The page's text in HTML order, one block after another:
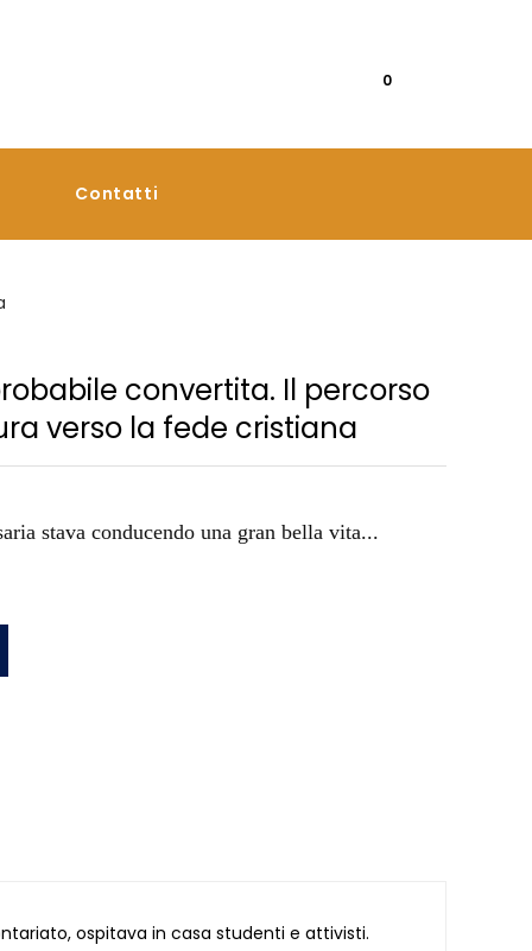
0
Contatti
convertita. Il percorso
verso la fede cristiana
stava conducendo una gran bella vita...
ospitava in casa studenti e attivisti.